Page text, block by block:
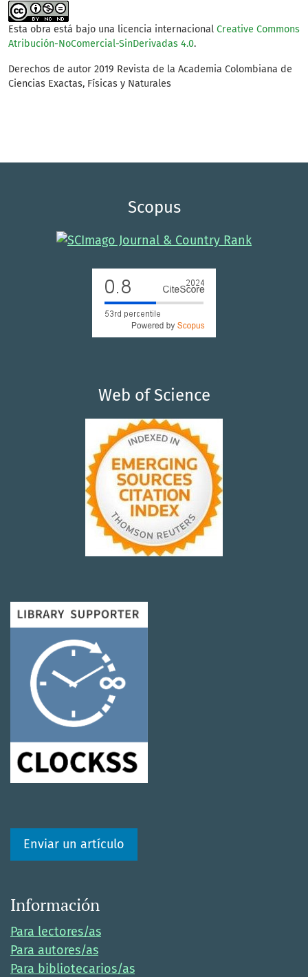
Esta obra está bajo una licencia internacional Creative Commons
Atribución-NoComercial-SinDerivadas 4.0.
Derechos de autor 2019 Revista de la Academia Colombiana de
Ciencias Exactas, Físicas y Naturales
Scopus
Web of Science
Enviar un artículo
Información
Para lectores/as
Para autores/as
Para bibliotecarios/as